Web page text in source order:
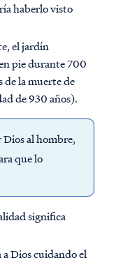
haberlo visto
el jardín
pie durante 700
de la muerte de
de 930 años).
Dios al hombre,
que lo
significa
a Dios cuidando el